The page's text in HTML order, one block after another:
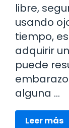
libre,
usando
tiempo,
adquirir
puede
alguna …
Leer más